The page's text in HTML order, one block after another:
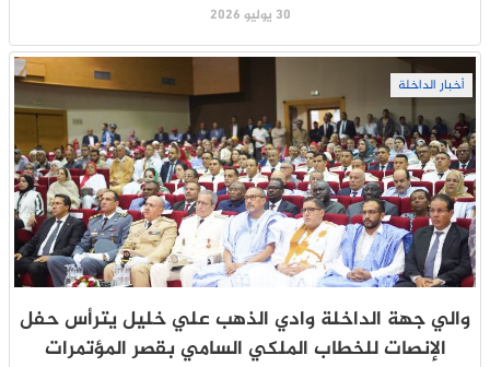
30 يوليو 2026
أخبار الداخلة
والي جهة الداخلة وادي الذهب علي خليل يترأس حفل
الإنصات للخطاب الملكي السامي بقصر المؤتمرات